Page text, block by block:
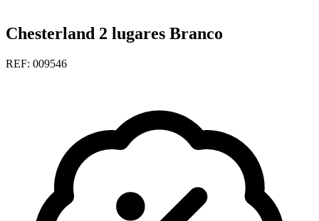
Chesterland 2 lugares Branco
REF: 009546